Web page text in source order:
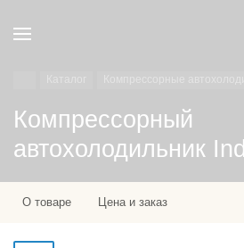
Компрессорный
автохолодильник
О товаре Цена и заказ